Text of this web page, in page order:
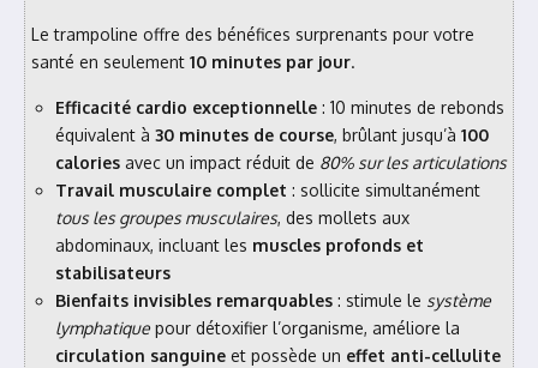
Le trampoline offre des bénéfices surprenants pour votre
santé en seulement 10 minutes par jour.
Efficacité cardio exceptionnelle : 10 minutes de rebonds
équivalent à 30 minutes de course, brûlant jusqu’à 100
calories avec un impact réduit de 80% sur les articulations
Travail musculaire complet : sollicite simultanément
tous les groupes musculaires, des mollets aux
abdominaux, incluant les muscles profonds et
stabilisateurs
Bienfaits invisibles remarquables : stimule le système
lymphatiquepour détoxifier l’organisme, améliore la
circulation sanguine et possède un effet anti-cellulite